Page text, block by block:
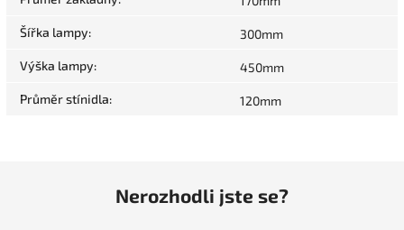
Šířka lampy: 300mm
Výška lampy: 450mm
Průměr stínidla: 120mm
Nerozhodli jste se?